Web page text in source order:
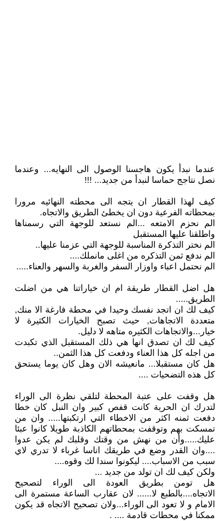
عندما نبدأ يكون هاجسنا الوصول الى النهايه... وعندما
نصل نتاجج حماسا لنبدأ من جديد... !!!
كيف لهذا القطار ان يتجه الى محطته النهائيه مرورا
بمحطاته الفرعية دون ان يخطئ الطريق والاتجاه.
الم نحزم الامتعه ...الم نستعد للوجهة التي رسمناها
واطلقنا عليها المستقبل
الم نختر التذكرة المناسبة للوجهة التي عزمنا عليها..
الم ندفع ثمن التذكره من اغلى مانملك....
الم نحتمل اعباء واوزار السفر والغربة والسهر والعناء.....
هل اضل القطار طريقة ام ان خياراتنا هي من اضلت
الطريق.....
كيف لك ان اتجد نفسك وحيدا في محطة فارغة الا منك,
متعددة الاتجاهات, حيث تصبح الخيارات الكثيرة لا
خيار...والاتجاهات الكثيره متاهه لا دليل.
كيف لك ان تصدق انها هي ذلك المستقبل الذي تكبدت
من اجله كل هذا العناء ودفعت كل هذا الثمن..
هل كان مستقبلا... مانعيشه الان وهل كان يوما يستحق
كل هذه التضحيات ....
هل وقفت على عتبة المحطة لتلقي نظرة الى الوراء
لتدرك ان الحرية كانت قفص كبير وان النبل كان خطا
دفعت ثمنه اكثر من الاخطاء التي ارتكبتها..... وان من
تمسكت بهم وتوقفت بمحطاتهم الكاذبة طويلا كانوا عبئا
عليك.....وأن من نهش من وقتك وقلبك لم يكن عدوا
....وان القدر وضع في طريقك اناسا غرباء لا تدري لاي
سبب من الاسباب.... ليكونوا سندا لك وقوه....
ولكن كيف لك ان تولد من جديد ...
هل تومن بطريق العودة الى الوراء لتصحيح
الاتجاه....بالطبع لا...... لان عقارب الساعة مستمرة الى
الامام و لا تعود الى الوراء...ولان تصحيح الاتجاه قد يكون
ممكنا في محطات قادمة .... .